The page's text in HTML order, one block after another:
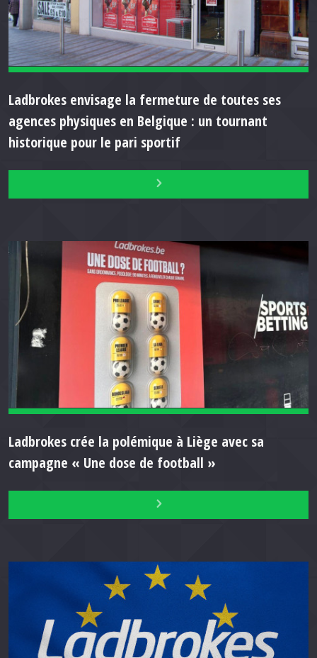
Ladbrokes envisage la fermeture de toutes ses
agences physiques en Belgique : un tournant
historique pour le pari sportif
Ladbrokes crée la polémique à Liège avec sa
campagne « Une dose de football »